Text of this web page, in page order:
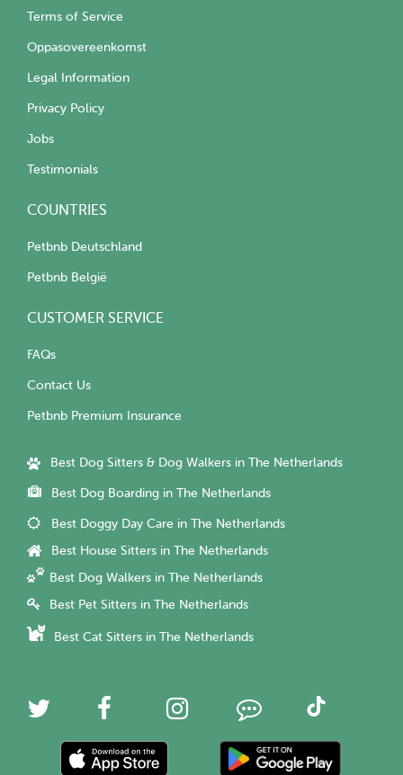
Terms of Service
Oppasovereenkomst
Legal Information
Privacy Policy
Jobs
Testimonials
COUNTRIES
Petbnb Deutschland
Petbnb België
CUSTOMER SERVICE
FAQs
Contact Us
Petbnb Premium Insurance
Best Dog Sitters & Dog Walkers in The Netherlands
Best Dog Boarding in The Netherlands
Best Doggy Day Care in The Netherlands
Best House Sitters in The Netherlands
Best Dog Walkers in The Netherlands
Best Pet Sitters in The Netherlands
Best Cat Sitters in The Netherlands